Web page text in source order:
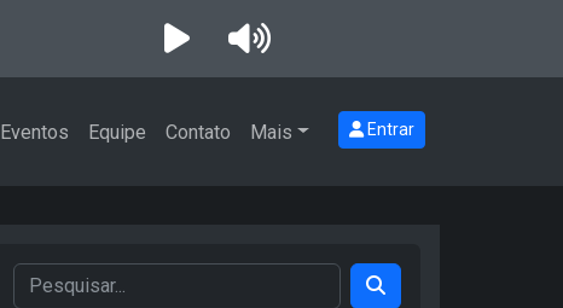
Eventos Equipe Contato Mais Entrar